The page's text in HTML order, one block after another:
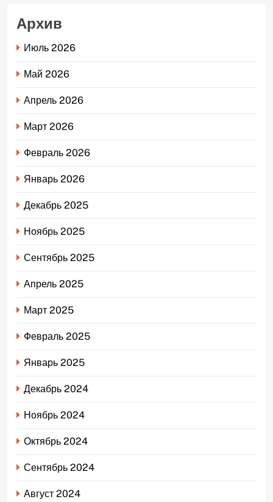
Архив
Июль 2026
Май 2026
Апрель 2026
Март 2026
Февраль 2026
Январь 2026
Декабрь 2025
Ноябрь 2025
Сентябрь 2025
Апрель 2025
Март 2025
Февраль 2025
Январь 2025
Декабрь 2024
Ноябрь 2024
Октябрь 2024
Сентябрь 2024
Август 2024